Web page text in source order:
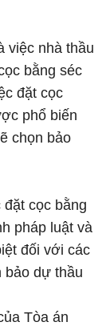
việc nhà thầu
bằng séc
đặt cọc
phổ biến
chọn bảo
cọc bằng
pháp luật và
đối với các
bảo dự thầu
Tòa án